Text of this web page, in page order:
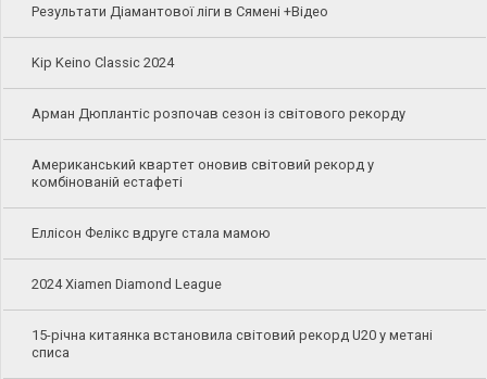
Результати Діамантової ліги в Сямені +Відео
Kip Keino Classic 2024
Арман Дюплантіс розпочав сезон із світового рекорду
Американський квартет оновив світовий рекорд у
комбінованій естафеті
Еллісон Фелікс вдруге стала мамою
2024 Xiamen Diamond League
15-річна китаянка встановила світовий рекорд U20 у метані
списа